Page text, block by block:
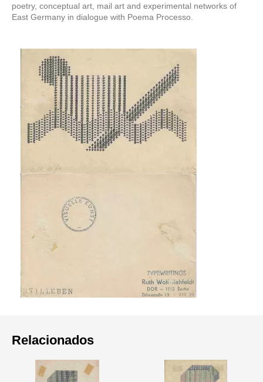
poetry, conceptual art, mail art and experimental networks of
East Germany in dialogue with Poema Processo.
Relacionados